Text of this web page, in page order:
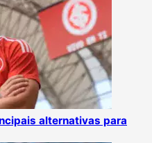
alternativas para